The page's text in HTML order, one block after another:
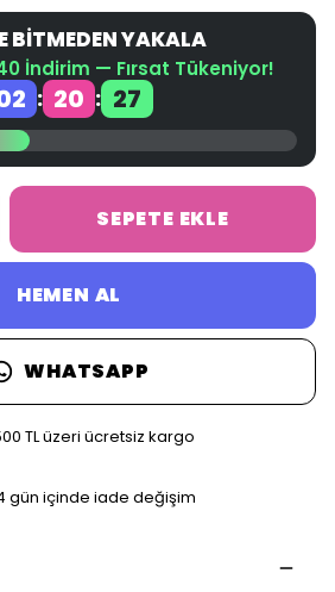
BİTMEDEN YAKALA
İndirim — Fırsat Tükeniyor!
: 20 : 27
SEPETE EKLE
HEMEN AL
WHATSAPP
TL üzeri ücretsiz kargo
gün içinde iade değişim